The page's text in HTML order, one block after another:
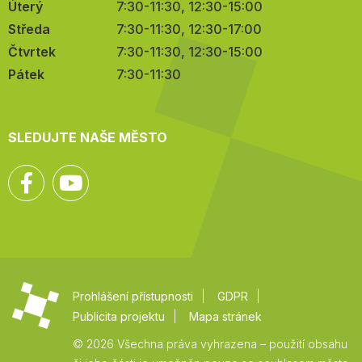
Úterý
7:30-11:30, 12:30-15:00
Středa
7:30-11:30, 12:30-17:00
Čtvrtek
7:30-11:30, 12:30-15:00
Pátek
7:30-11:30
SLEDUJTE NAŠE MĚSTO
Facebook
Prohlášení přístupnosti
GDPR
Publicita projektu
Mapa stránek
© 2026 Všechna práva vyhrazena – použití obsahu